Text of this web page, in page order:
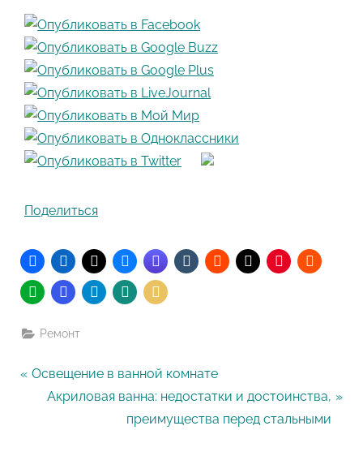
Поделиться
Ремонт
Навигация
P
Освещение в ванной комнате
N
Акриловая ванна: недостатки и достоинства,
преимущества перед стальными